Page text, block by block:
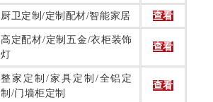
厨卫定制/定制配材/智能家居 查看
高定配材/定制五金/衣柜装饰
灯
查看
整家定制/家具定制/全铝定
制/门墙柜定制
查看